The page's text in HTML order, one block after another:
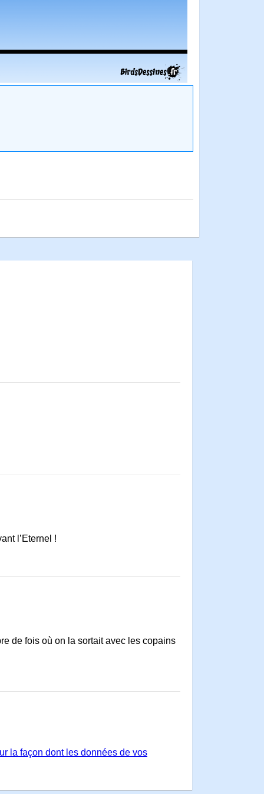
l’Eternel !
de fois où on la sortait avec les copains
la façon dont les données de vos